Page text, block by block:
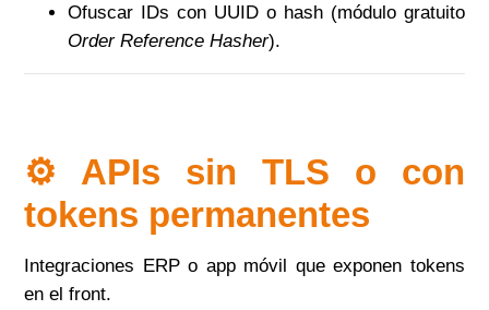
Ofuscar IDs con UUID o hash (módulo gratuito
Order Reference Hasher).
⚙️ APIs sin TLS o con
tokens permanentes
Integraciones ERP o app móvil que exponen tokens
en el front.